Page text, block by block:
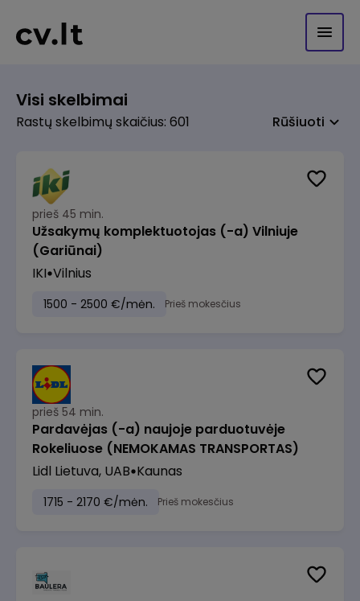
Visi skelbimai
Rastų skelbimų skaičius: 601 Rūšiuoti
prieš 45 min.
Užsakymų komplektuotojas (-a) Vilniuje
(Gariūnai)
IKI Vilnius
1500 - 2500 €/mėn. Prieš mokesčius
prieš 54 min.
Pardavėjas (-a) naujoje parduotuvėje
Rokeliuose (NEMOKAMAS TRANSPORTAS)
Lidl Lietuva, UAB Kaunas
1715 - 2170 €/mėn. Prieš mokesčius